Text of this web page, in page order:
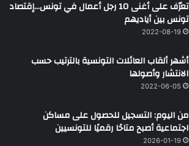
تعرّف على أغنى 10 رجل أعمال في تونس…إقتصاد
تونس بين أياديهم
2022-08-19
أشهر ألقاب العائلات التونسية بالترتيب حسب
الانتشار وأصولها
2022-06-05
من اليوم: التسجيل للحصول على مساكن
اجتماعية أصبح متاحًا رقميًا للتونسيين
2026-01-19